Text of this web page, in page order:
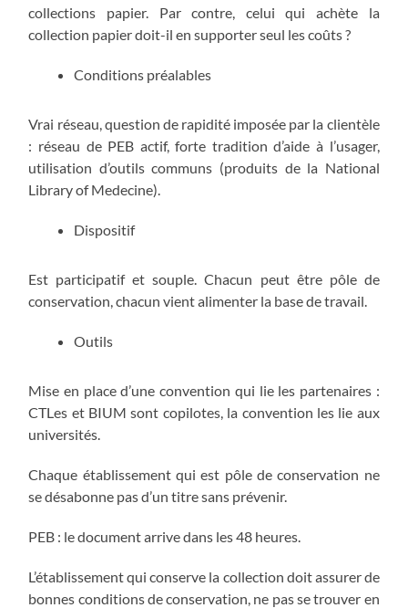
collections papier. Par contre, celui qui achète la
collection papier doit-il en supporter seul les coûts ?
Conditions préalables
Vrai réseau, question de rapidité imposée par la clientèle
: réseau de PEB actif, forte tradition d’aide à l’usager,
utilisation d’outils communs (produits de la National
Library of Medecine).
Dispositif
Est participatif et souple. Chacun peut être pôle de
conservation, chacun vient alimenter la base de travail.
Outils
Mise en place d’une convention qui lie les partenaires :
CTLes et BIUM sont copilotes, la convention les lie aux
universités.
Chaque établissement qui est pôle de conservation ne
se désabonne pas d’un titre sans prévenir.
PEB : le document arrive dans les 48 heures.
L’établissement qui conserve la collection doit assurer de
bonnes conditions de conservation, ne pas se trouver en